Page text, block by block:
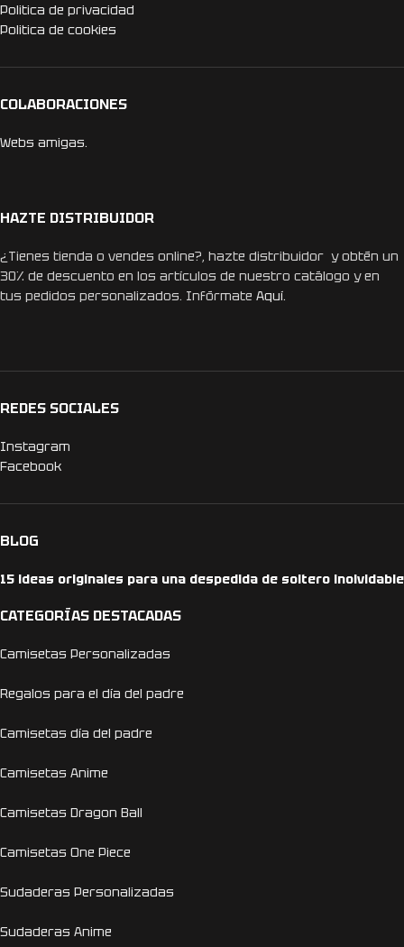
Politica de privacidad
Politica de cookies
COLABORACIONES
Webs amigas.
HAZTE DISTRIBUIDOR
¿Tienes tienda o vendes online?, hazte distribuidor y obtén un
30% de descuento en los artículos de nuestro catálogo y en
tus pedidos personalizados. Infórmate Aquí.
REDES SOCIALES
Instagram
Facebook
BLOG
15 ideas originales para una despedida de soltero inolvidable
CATEGORÍAS DESTACADAS
Camisetas Personalizadas
Regalos para el día del padre
Camisetas día del padre
Camisetas Anime
Camisetas Dragon Ball
Camisetas One Piece
Sudaderas Personalizadas
Sudaderas Anime